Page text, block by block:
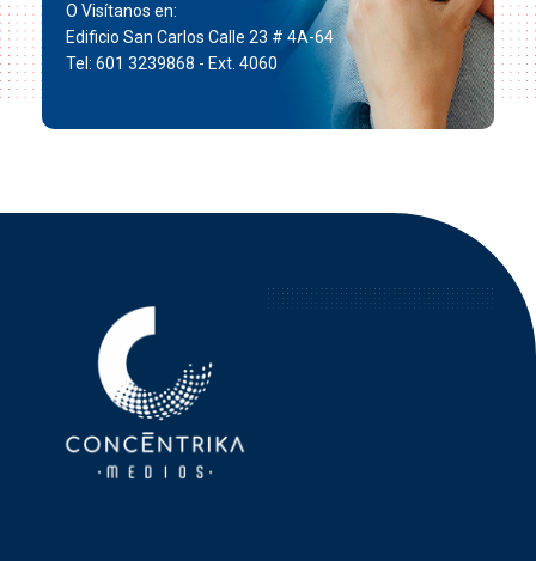
O Visítanos en:
Edificio San Carlos Calle 23 # 4A-64
Tel: 601 3239868 - Ext. 4060